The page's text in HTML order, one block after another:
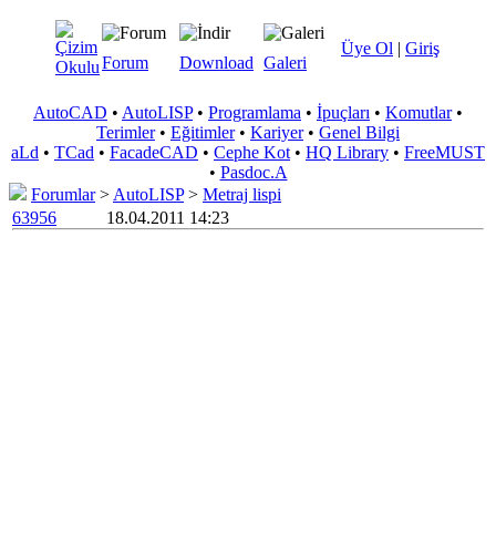
Üye Ol | Giriş
Forum Download Galeri
AutoCAD • AutoLISP• Programlama • İpuçları • Komutlar•
Terimler• Eğitimler• Kariyer• Genel Bilgi
aLd • TCad • FacadeCAD • Cephe Kot • HQ Library • FreeMUST
• Pasdoc.A
Forumlar> AutoLISP> Metraj lispi
63956
18.04.2011 14:23